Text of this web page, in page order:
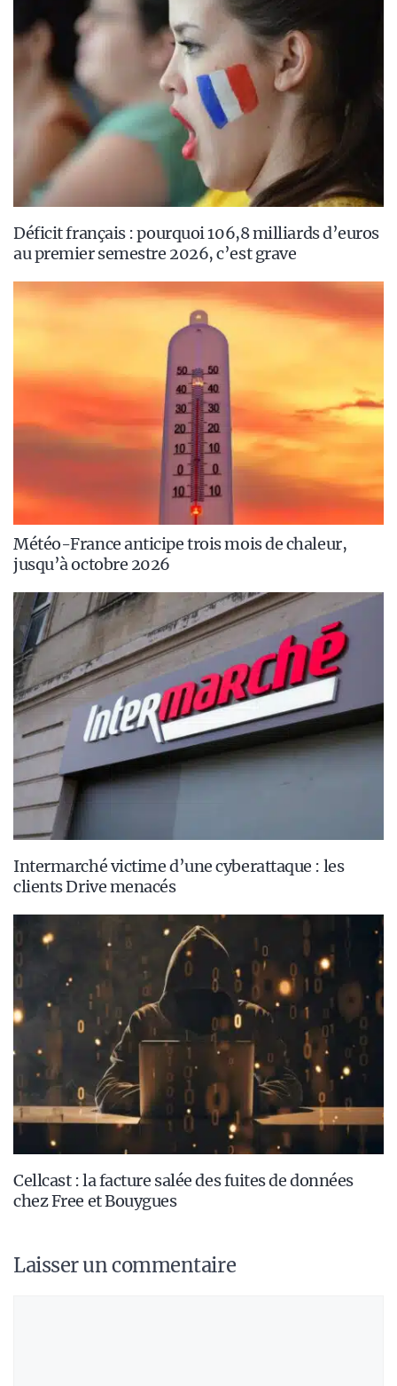
Déficit français : pourquoi 106,8 milliards d’euros
au premier semestre 2026, c’est grave
Météo-France anticipe trois mois de chaleur,
jusqu’à octobre 2026
Intermarché victime d’une cyberattaque : les
clients Drive menacés
Cellcast : la facture salée des fuites de données
chez Free et Bouygues
Laisser un commentaire